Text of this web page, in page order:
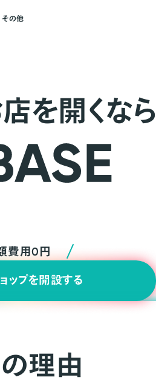
その他
を開くなら
費用0円
ップを開設する
理由